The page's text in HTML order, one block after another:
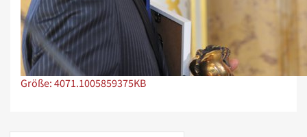
Zeige Bild in voller Größe…
Größe: 4071.1005859375KB